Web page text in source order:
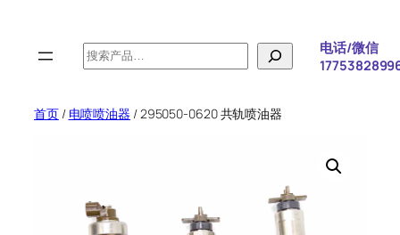
搜
索
电话/微信
首页/ 电喷喷油器 / 295050-0620 共轨喷油器